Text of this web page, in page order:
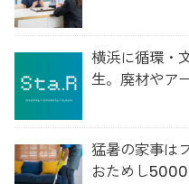
横浜に循環・
生。廃材やア
猛暑の家事は
おためし